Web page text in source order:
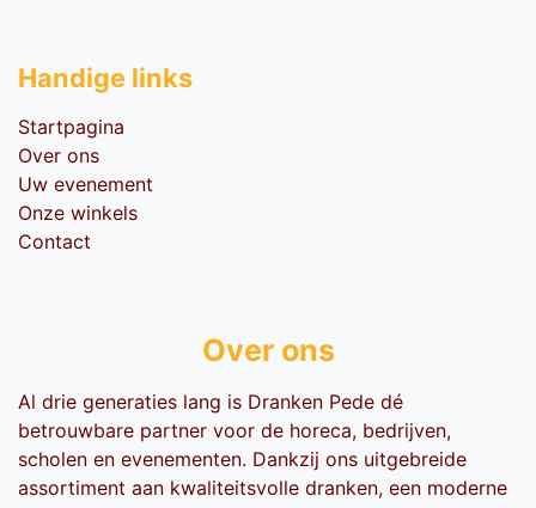
Handige li​nks
Startpagina
Over ons
Uw evenement
Onze winkels
Contact
Over ons
Al drie generaties lang is Dranken Pede dé
betrouwbare partner voor de horeca, bedrijven,
scholen en evenementen. Dankzij ons uitgebreide
assortiment aan kwaliteitsvolle dranken, een moderne